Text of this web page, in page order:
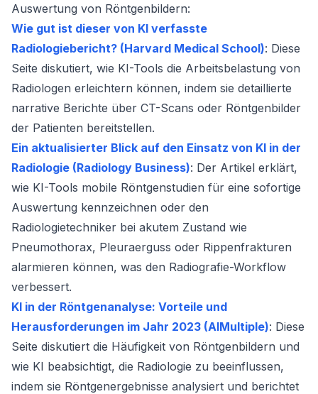
Auswertung von Röntgenbildern:
Wie gut ist dieser von KI verfasste
Radiologiebericht? (Harvard Medical School): Diese
Seite diskutiert, wie KI-Tools die Arbeitsbelastung von
Radiologen erleichtern können, indem sie detaillierte
narrative Berichte über CT-Scans oder Röntgenbilder
der Patienten bereitstellen.
Ein aktualisierter Blick auf den Einsatz von KI in der
Radiologie (Radiology Business): Der Artikel erklärt,
wie KI-Tools mobile Röntgenstudien für eine sofortige
Auswertung kennzeichnen oder den
Radiologietechniker bei akutem Zustand wie
Pneumothorax, Pleuraerguss oder Rippenfrakturen
alarmieren können, was den Radiografie-Workflow
verbessert.
KI in der Röntgenanalyse: Vorteile und
Herausforderungen im Jahr 2023 (AIMultiple): Diese
Seite diskutiert die Häufigkeit von Röntgenbildern und
wie KI beabsichtigt, die Radiologie zu beeinflussen,
indem sie Röntgenergebnisse analysiert und berichtet